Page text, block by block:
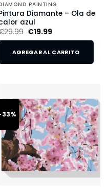
PAINTING
Diamante – Ola de
azul
29.99 €19.99
AGREGAR AL CARRITO